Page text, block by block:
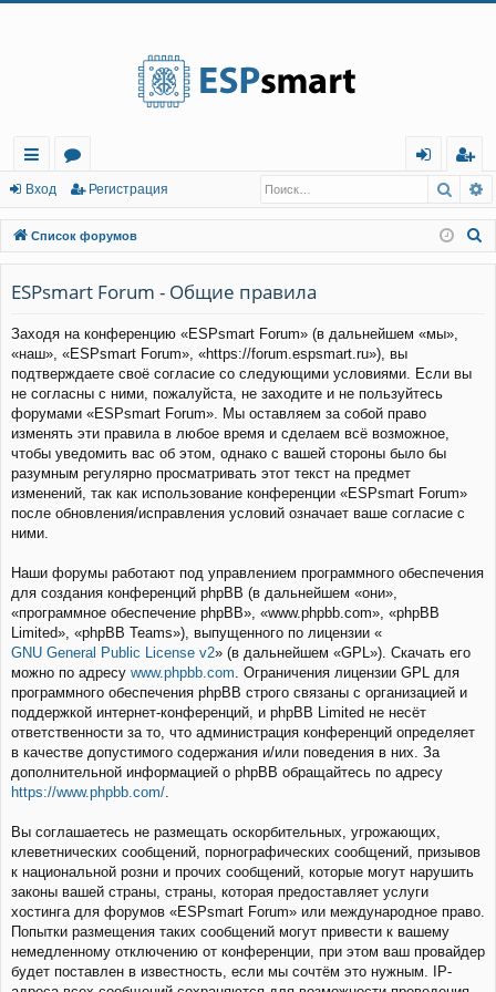
с
ы
лк
и
о
ру
м
ы
д
г
ис
тр
Вход Регистрация
Список форумов
ESPsmart Forum - Общие правила
Заходя на конференцию «ESPsmart Forum» (в дальнейшем «мы»,
«наш», «ESPsmart Forum», «https://forum.espsmart.ru»), вы
подтверждаете своё согласие со следующими условиями. Если вы
не согласны с ними, пожалуйста, не заходите и не пользуйтесь
форумами «ESPsmart Forum». Мы оставляем за собой право
изменять эти правила в любое время и сделаем всё возможное,
чтобы уведомить вас об этом, однако с вашей стороны было бы
разумным регулярно просматривать этот текст на предмет
изменений, так как использование конференции «ESPsmart Forum»
после обновления/исправления условий означает ваше согласие с
ними.
Наши форумы работают под управлением программного обеспечения
для создания конференций phpBB (в дальнейшем «они»,
«программное обеспечение phpBB», «www.phpbb.com», «phpBB
Limited», «phpBB Teams»), выпущенного по лицензии «
GNU General Public License v2» (в дальнейшем «GPL»). Скачать его
можно по адресу www.phpbb.com . Ограничения лицензии GPL для
программного обеспечения phpBB строго связаны с организацией и
поддержкой интернет-конференций, и phpBB Limited не несёт
ответственности за то, что администрация конференций определяет
в качестве допустимого содержания и/или поведения в них. За
дополнительной информацией о phpBB обращайтесь по адресу
https://www.phpbb.com/
Вы соглашаетесь не размещать оскорбительных, угрожающих,
клеветнических сообщений, порнографических сообщений, призывов
к национальной розни и прочих сообщений, которые могут нарушить
законы вашей страны, страны, которая предоставляет услуги
хостинга для форумов «ESPsmart Forum» или международное право.
Попытки размещения таких сообщений могут привести к вашему
немедленному отключению от конференции, при этом ваш провайдер
будет поставлен в известность, если мы сочтём это нужным. IP-